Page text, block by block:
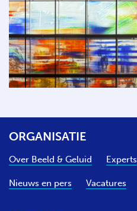
ORGANISATIE
Over Beeld & Geluid Experts
Nieuws en pers Vacatures